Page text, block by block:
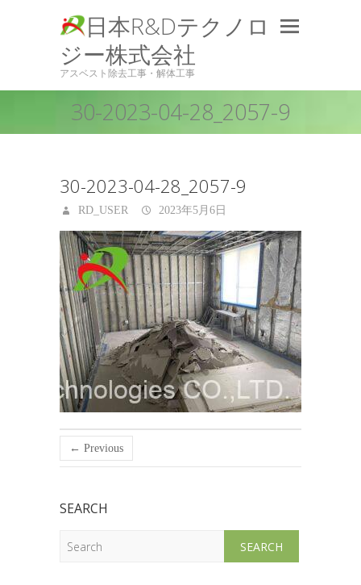
日本R&Dテクノロ
ジー株式会社
アスベスト除去工事・解体工事
30-2023-04-28_2057-9
30-2023-04-28_2057-9
RD_USER 2023年5月6日
← Previous
SEARCH